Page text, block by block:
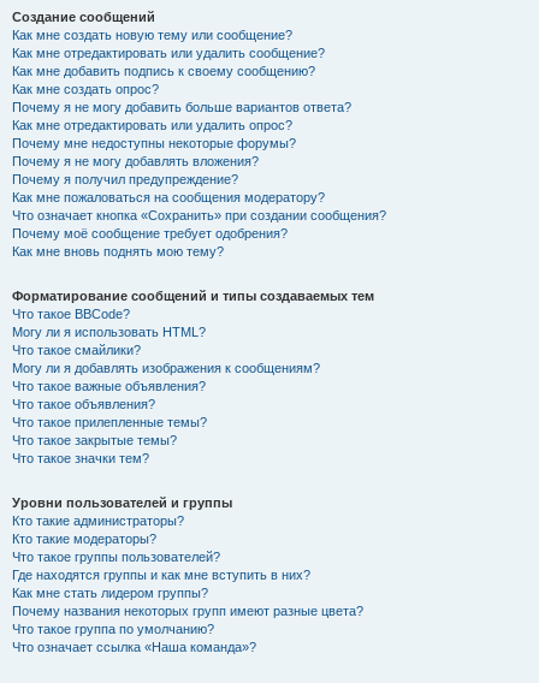
Создание сообщений
Как мне создать новую тему или сообщение?
Как мне отредактировать или удалить сообщение?
Как мне добавить подпись к своему сообщению?
Как мне создать опрос?
Почему я не могу добавить больше вариантов ответа?
Как мне отредактировать или удалить опрос?
Почему мне недоступны некоторые форумы?
Почему я не могу добавлять вложения?
Почему я получил предупреждение?
Как мне пожаловаться на сообщения модератору?
Что означает кнопка «Сохранить» при создании сообщения?
Почему моё сообщение требует одобрения?
Как мне вновь поднять мою тему?
Форматирование сообщений и типы создаваемых тем
Что такое BBCode?
Могу ли я использовать HTML?
Что такое смайлики?
Могу ли я добавлять изображения к сообщениям?
Что такое важные объявления?
Что такое объявления?
Что такое прилепленные темы?
Что такое закрытые темы?
Что такое значки тем?
Уровни пользователей и группы
Кто такие администраторы?
Кто такие модераторы?
Что такое группы пользователей?
Где находятся группы и как мне вступить в них?
Как мне стать лидером группы?
Почему названия некоторых групп имеют разные цвета?
Что такое группа по умолчанию?
Что означает ссылка «Наша команда»?